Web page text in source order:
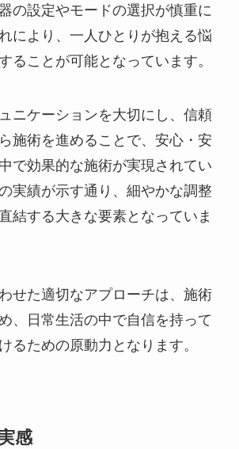
の設定やモードの選択が慎重に
により、一人ひとりが抱える悩
ることが可能となっています。
ニケーションを大切にし、信頼
施術を進めることで、安心・安
で効果的な施術が実現されてい
実績が示す通り、細やかな調整
結する大きな要素となっていま
せた適切なアプローチは、施術
、日常生活の中で自信を持って
るための原動力となります。
感